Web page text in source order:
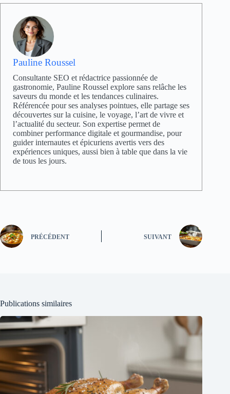
Pauline Roussel
Consultante SEO et rédactrice passionnée de
gastronomie, Pauline Roussel explore sans relâche les
saveurs du monde et les tendances culinaires.
Référencée pour ses analyses pointues, elle partage ses
découvertes sur la cuisine, le voyage, l’art de vivre et
l’actualité du secteur. Son expertise permet de
combiner performance digitale et gourmandise, pour
guider internautes et épicuriens avertis vers des
expériences uniques, aussi bien à table que dans la vie
de tous les jours.
PRÉCÉDENT SUIVANT
Publications similaires